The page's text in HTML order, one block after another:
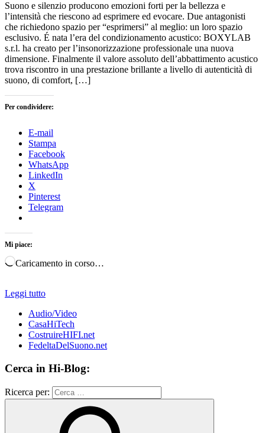
Suono e silenzio producono emozioni forti per la bellezza e
l’intensità che riescono ad esprimere ed evocare. Due antagonisti
che richiedono spazio per “esprimersi” al meglio: un loro spazio
esclusivo. É nata l’era del condizionamento acustico: BOXYLAB
s.r.l. ha creato per l’insonorizzazione professionale una nuova
dimensione. Finalmente il valore assoluto dell’abbattimento acustico
trova riscontro in una prestazione brillante a livello di autenticità di
suono, di comfort, […]
Per condividere:
E-mail
Stampa
Facebook
WhatsApp
LinkedIn
X
Pinterest
Telegram
Mi piace:
Caricamento in corso…
Leggi tutto
Audio/Video
CasaHiTech
CostruireHIFI.net
FedeltaDelSuono.net
Cerca in Hi-Blog:
Ricerca per: